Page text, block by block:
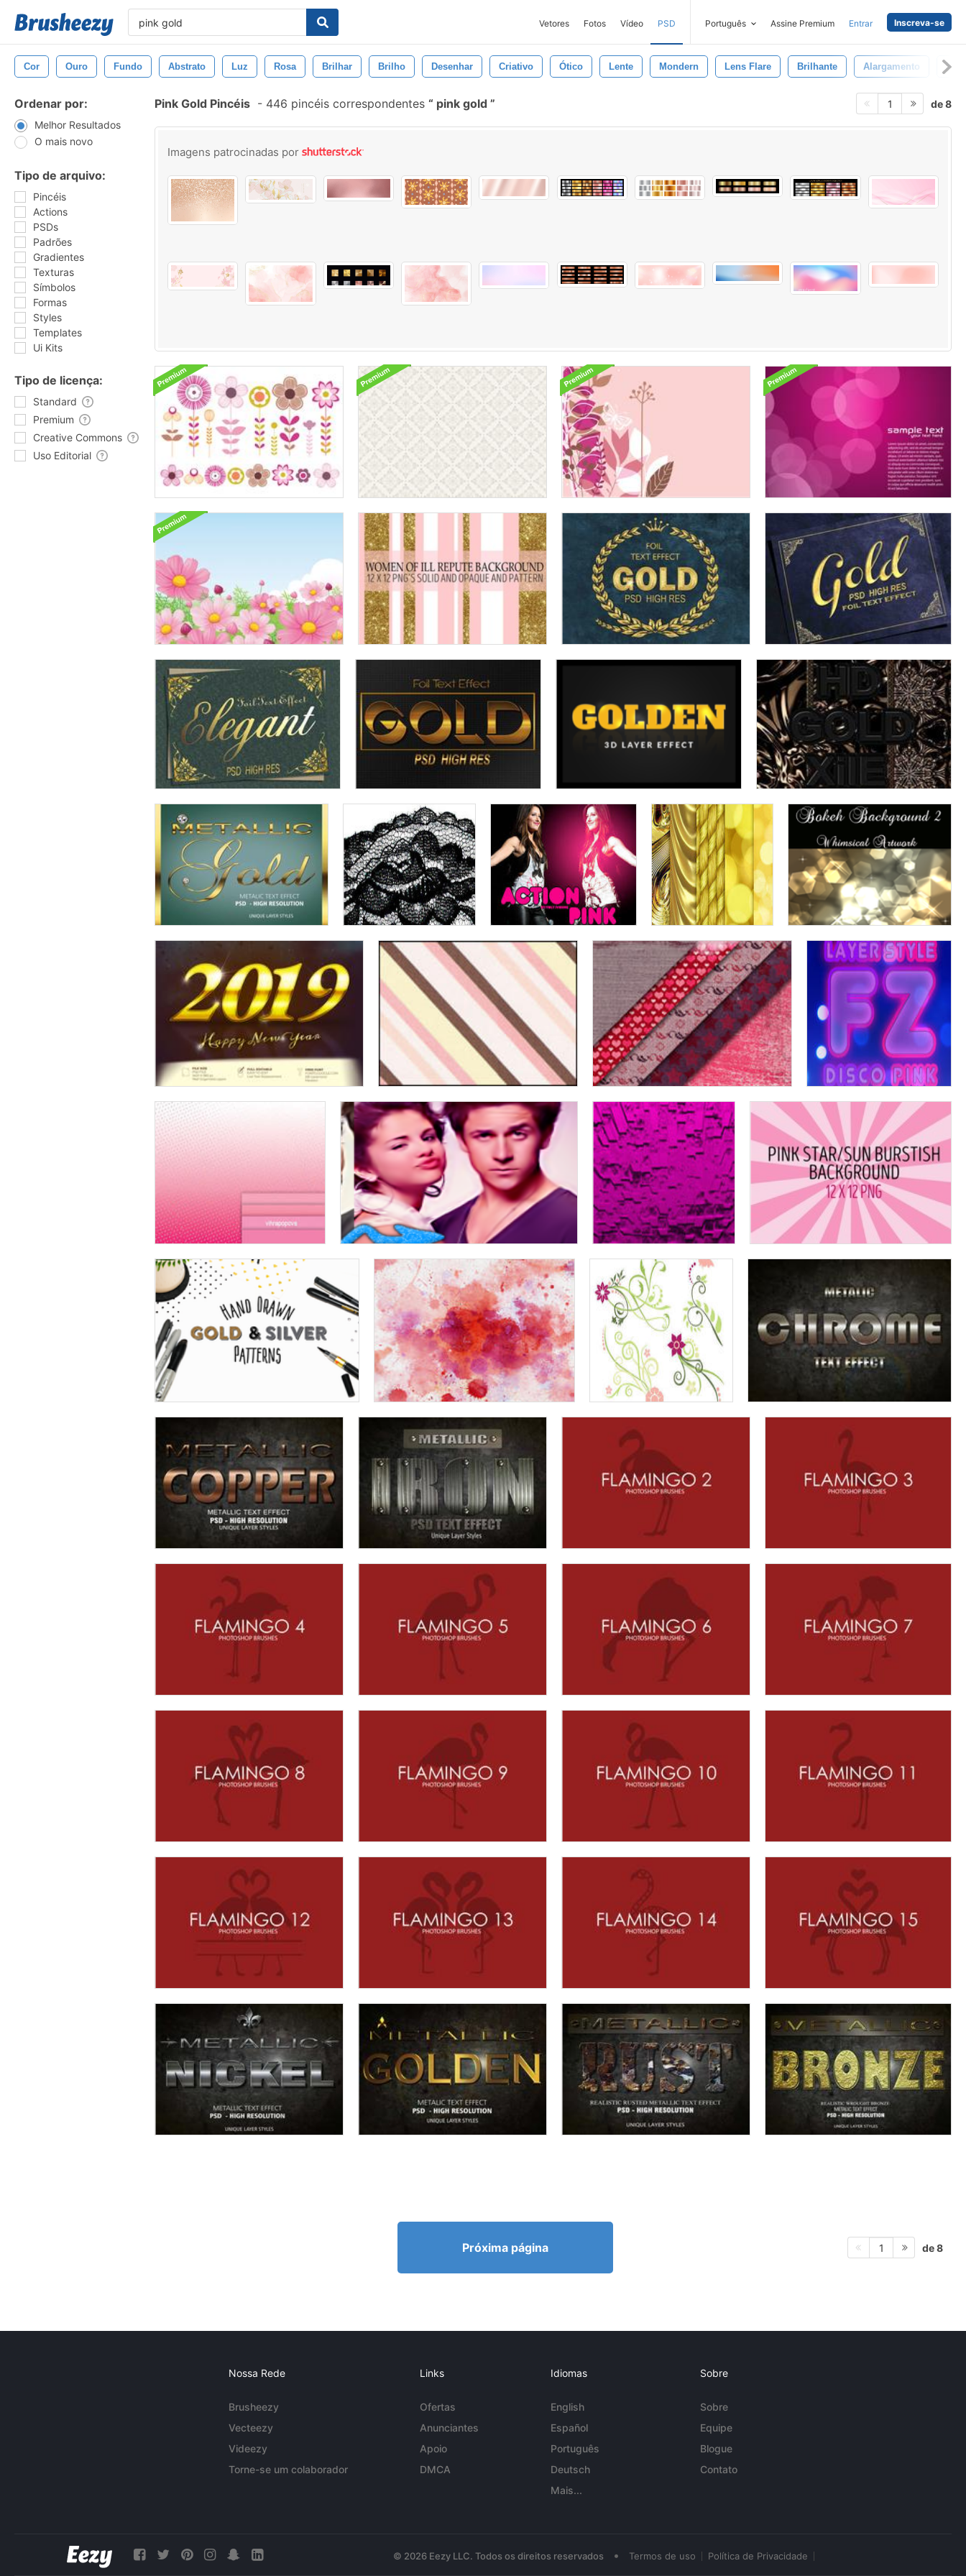
Vetores Fotos Vídeo PSD Português Assine Premium Entrar Inscreva-se
Cor Ouro Fundo Abstrato Luz Rosa Brilhar Brilho Desenhar Criativo Ótico Lente Mondern Lens Flare Brilhante Alargamento
Ordenar por:
Melhor Resultados
O mais novo
Tipo de arquivo:
Pincéis
Actions
PSDs
Padrões
Gradientes
Texturas
Símbolos
Formas
Styles
Templates
Ui Kits
Tipo de licença:
Standard
Premium
Creative Commons
Uso Editorial
Pink Gold Pincéis - 446 pincéis correspondentes pink gold 1 de 8
Imagens patrocinadas por
Próxima página 1 de 8
Nossa Rede
Brusheezy
Vecteezy
Videezy
Torne-se um colaborador
Links
Ofertas
Anunciantes
Apoio
DMCA
Idiomas
English
Español
Português
Deutsch
Mais...
Sobre
Sobre
Equipe
Blogue
Contato
© 2026 Eezy LLC. Todos os direitos reservados • Termos de uso Política de Privacidade